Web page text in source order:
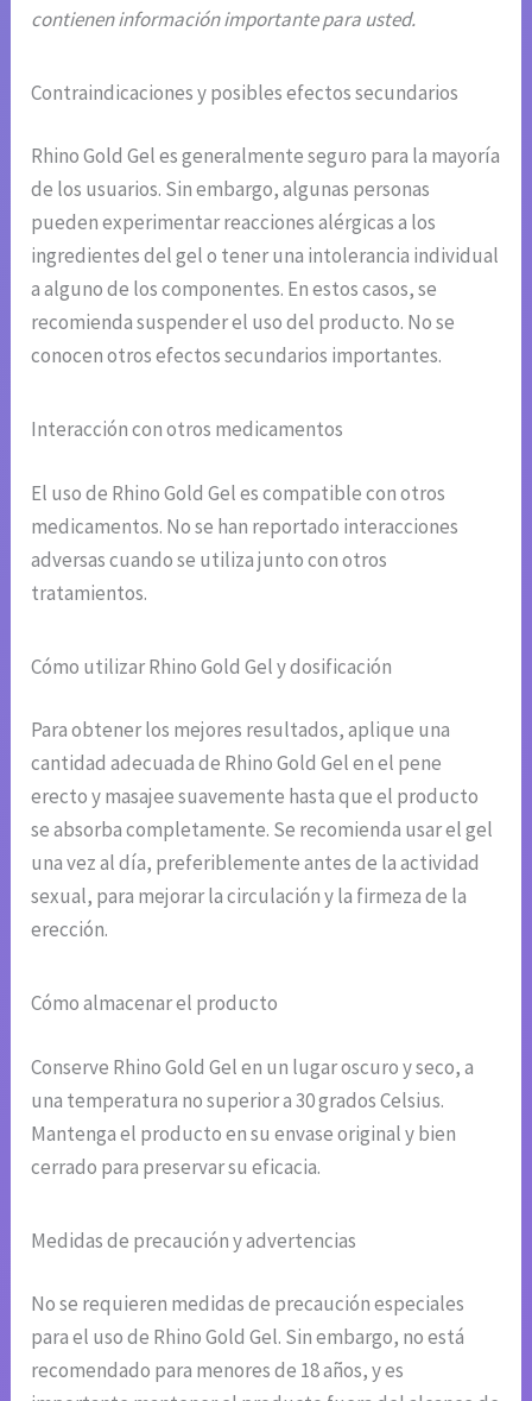
contienen información importante para usted.
Contraindicaciones y posibles efectos secundarios
Rhino Gold Gel es generalmente seguro para la mayoría
de los usuarios. Sin embargo, algunas personas
pueden experimentar reacciones alérgicas a los
ingredientes del gel o tener una intolerancia individual
a alguno de los componentes. En estos casos, se
recomienda suspender el uso del producto. No se
conocen otros efectos secundarios importantes.
Interacción con otros medicamentos
El uso de Rhino Gold Gel es compatible con otros
medicamentos. No se han reportado interacciones
adversas cuando se utiliza junto con otros
tratamientos.
Cómo utilizar Rhino Gold Gel y dosificación
Para obtener los mejores resultados, aplique una
cantidad adecuada de Rhino Gold Gel en el pene
erecto y masajee suavemente hasta que el producto
se absorba completamente. Se recomienda usar el gel
una vez al día, preferiblemente antes de la actividad
sexual, para mejorar la circulación y la firmeza de la
erección.
Cómo almacenar el producto
Conserve Rhino Gold Gel en un lugar oscuro y seco, a
una temperatura no superior a 30 grados Celsius.
Mantenga el producto en su envase original y bien
cerrado para preservar su eficacia.
Medidas de precaución y advertencias
No se requieren medidas de precaución especiales
para el uso de Rhino Gold Gel. Sin embargo, no está
recomendado para menores de 18 años, y es